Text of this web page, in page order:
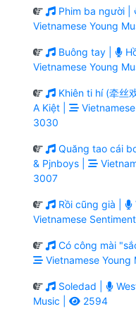
Phim ba người |
Vietnamese Young
Buông tay |
Vietnamese Young
Khiên ti hí (牵丝
A Kiệt |
3030
Quăng tao cái
& Pjnboys |
3007
Rồi cũng già |
Vietnamese
Có công mài
Vietnamese Young
Soledad |
Music |
2594